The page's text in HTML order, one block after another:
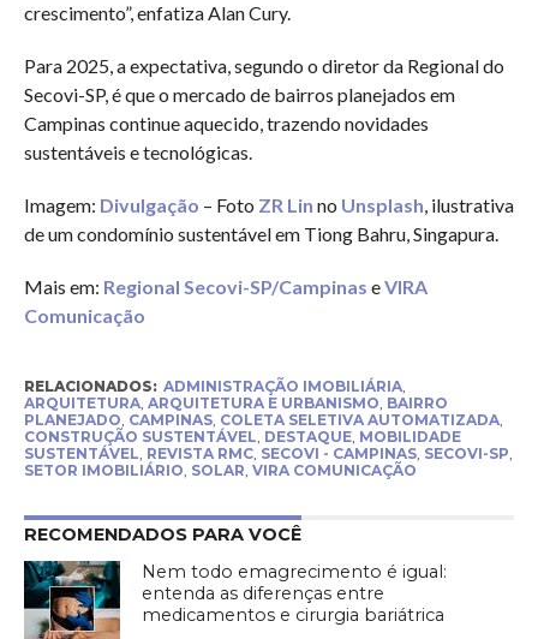
crescimento”, enfatiza Alan Cury.
Para 2025, a expectativa, segundo o diretor da Regional do
Secovi-SP, é que o mercado de bairros planejados em
Campinas continue aquecido, trazendo novidades
sustentáveis e tecnológicas.
Imagem: Divulgação – Foto ZR Lin no Unsplash, ilustrativa
de um condomínio sustentável em Tiong Bahru, Singapura.
Mais em: Regional Secovi-SP/Campinas eVIRA
Comunicação
RELACIONADOS: ADMINISTRAÇÃO IMOBILIÁRIA,
ARQUITETURA, ARQUITETURA E URBANISMO, BAIRRO
PLANEJADO, CAMPINAS, COLETA SELETIVA AUTOMATIZADA,
CONSTRUÇÃO SUSTENTÁVEL, DESTAQUE, MOBILIDADE
SUSTENTÁVEL, REVISTA RMC, SECOVI - CAMPINAS, SECOVI-SP,
SETOR IMOBILIÁRIO, SOLAR, VIRA COMUNICAÇÃO
RECOMENDADOS PARA VOCÊ
Nem todo emagrecimento é igual:
entenda as diferenças entre
medicamentos e cirurgia bariátrica